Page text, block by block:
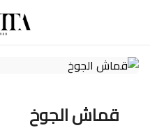
قماش الجوخ